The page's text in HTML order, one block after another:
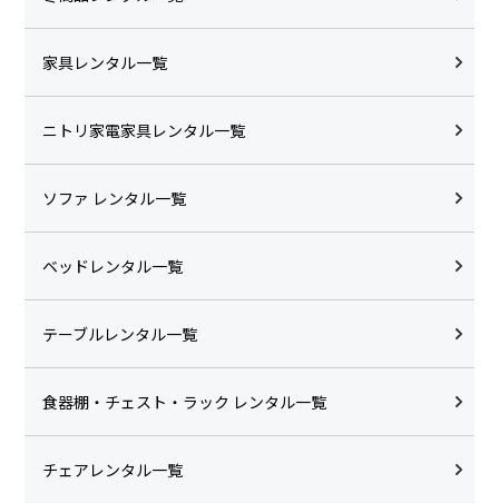
家具レンタル一覧
ニトリ家電家具レンタル一覧
ソファ レンタル一覧
ベッドレンタル一覧
テーブルレンタル一覧
食器棚・チェスト・ラック レンタル一覧
チェアレンタル一覧